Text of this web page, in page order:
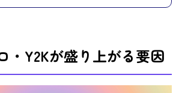
・Y2Kが盛り上がる要因